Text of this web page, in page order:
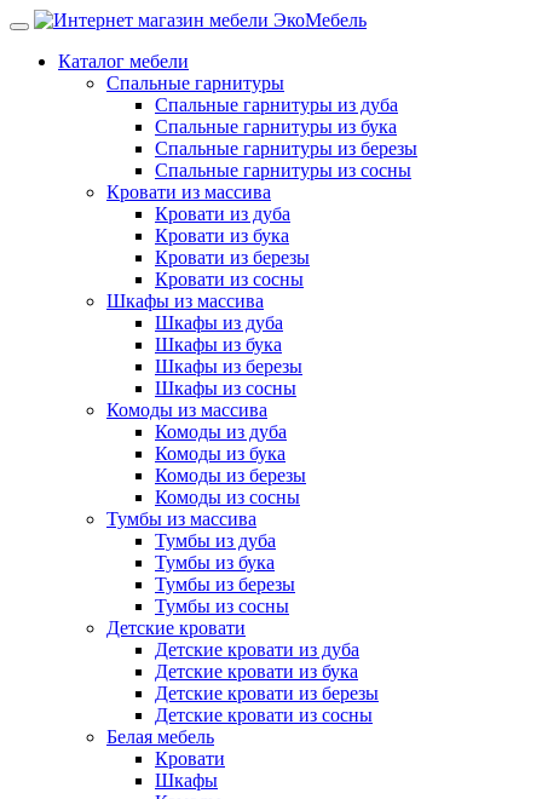
Каталог мебели
Спальные гарнитуры
Спальные гарнитуры из дуба
Спальные гарнитуры из бука
Спальные гарнитуры из березы
Спальные гарнитуры из сосны
Кровати из массива
Кровати из дуба
Кровати из бука
Кровати из березы
Кровати из сосны
Шкафы из массива
Шкафы из дуба
Шкафы из бука
Шкафы из березы
Шкафы из сосны
Комоды из массива
Комоды из дуба
Комоды из бука
Комоды из березы
Комоды из сосны
Тумбы из массива
Тумбы из дуба
Тумбы из бука
Тумбы из березы
Тумбы из сосны
Детские кровати
Детские кровати из дуба
Детские кровати из бука
Детские кровати из березы
Детские кровати из сосны
Белая мебель
Кровати
Шкафы